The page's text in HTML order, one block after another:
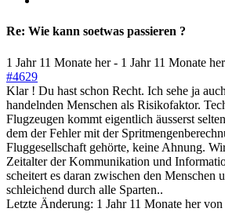
Re: Wie kann soetwas passieren ?
1 Jahr 11 Monate her- 1 Jahr 11 Monate her
#4629
Klar ! Du hast schon Recht. Ich sehe ja
handelnden Menschen als Risikofaktor.
Flugzeugen kommt eigentlich äusserst
dem der Fehler mit der
Fluggesellschaft gehörte, keine Ahnung.
Zeitalter der Kommunikation und
scheitert es daran zwischen den Menschen
schleichend durch alle Sparten..
Letzte Änderung: 1 Jahr 11 Monate her von